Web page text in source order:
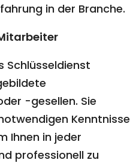
in der Branche.
Schlüsseldienst
-gesellen. Sie
Kenntnisse
Ihnen in jeder
professionell zu